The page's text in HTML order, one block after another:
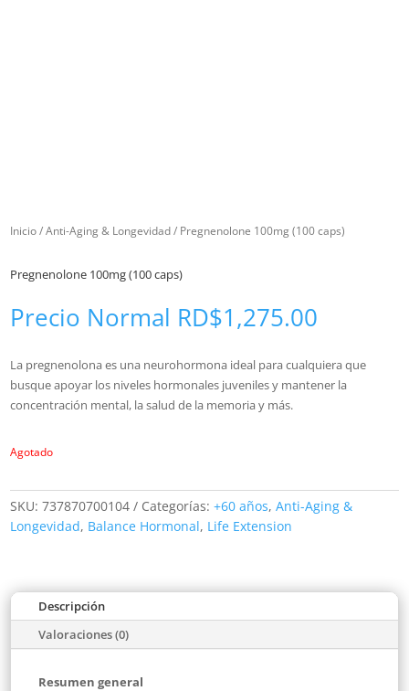
Inicio/Anti-Aging & Longevidad/ Pregnenolone 100mg (100 caps)
Pregnenolone 100mg (100 caps)
Precio Normal RD$1,275.00
La pregnenolona es una neurohormona ideal para cualquiera que
busque apoyar los niveles hormonales juveniles y mantener la
concentración mental, la salud de la memoria y más.
Agotado
SKU:737870700104 Categorías:+60 años,Anti-Aging &
Longevidad, Balance Hormonal, Life Extension
Descripción
Valoraciones (0)
Resumen general